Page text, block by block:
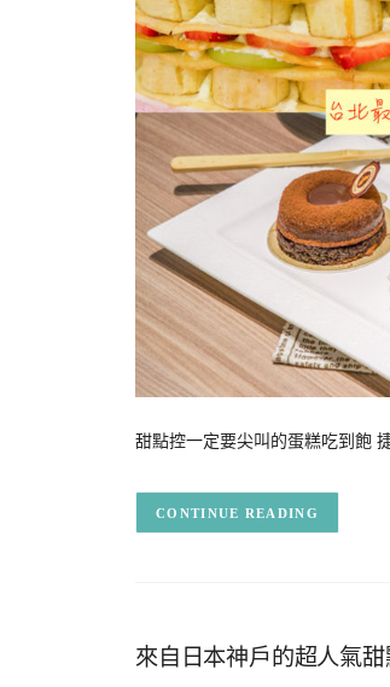
甜點控一定要尖叫的蛋糕吃到飽
CONTINUE READING
來自日本神戶的超人氣